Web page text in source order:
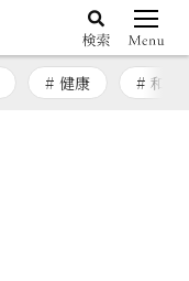
# 健康 # 和漢